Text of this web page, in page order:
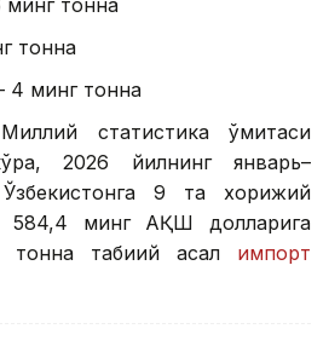
минг тонна
тонна
4 минг тонна
статистика қўмитаси
2026 йилнинг январь–
9 та хорижий
584,4 минг АҚШ долларига
тонна табиий асал импорт